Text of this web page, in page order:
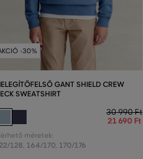
-30%
GANT SHIELD CREW
SWEATSHIRT
30 990 Ft
21 690 Ft
méretek:
128, 164/170, 170/176